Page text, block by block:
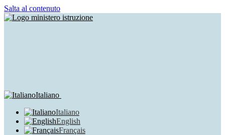
Salta al contenuto
Italiano
Italiano
English
Français